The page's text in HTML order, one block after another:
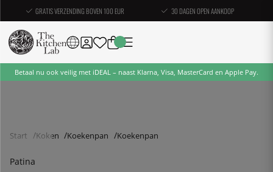
GRATIS VERZENDING BOVEN 100 EUR 30 DAGEN OPEN AANKOOP
Betaal nu ook veilig met iDEAL – naast Klarna, Visa, MasterCard en Apple Pay.
Start Koken Koekenpan Koekenpan
Patina